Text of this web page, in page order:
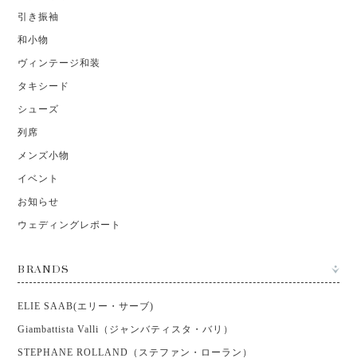
引き振袖
和小物
ヴィンテージ和装
タキシード
シューズ
列席
メンズ小物
イベント
お知らせ
ウェディングレポート
BRANDS
ELIE SAAB(エリー・サーブ)
Giambattista Valli（ジャンバティスタ・バリ）
STEPHANE ROLLAND（ステファン・ローラン）